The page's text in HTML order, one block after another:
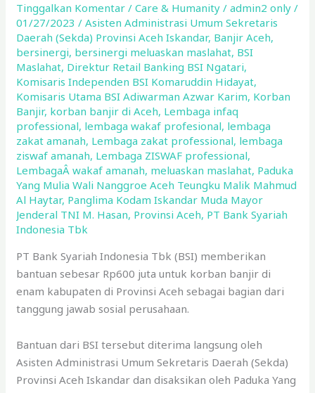
Tinggalkan Komentar /Care & Humanity /admin2 only/
01/27/2023/Asisten Administrasi Umum Sekretaris
Daerah (Sekda) Provinsi Aceh Iskandar, Banjir Aceh,
bersinergi, bersinergi meluaskan maslahat, BSI
Maslahat, Direktur Retail Banking BSI Ngatari,
Komisaris Independen BSI Komaruddin Hidayat,
Komisaris Utama BSI Adiwarman Azwar Karim, Korban
Banjir, korban banjir di Aceh, Lembaga infaq
professional, lembaga wakaf profesional, lembaga
zakat amanah, Lembaga zakat professional, lembaga
ziswaf amanah, Lembaga ZISWAF professional,
LembagaÂ wakaf amanah, meluaskan maslahat, Paduka
Yang Mulia Wali Nanggroe Aceh Teungku Malik Mahmud
Al Haytar, Panglima Kodam Iskandar Muda Mayor
Jenderal TNI M. Hasan, Provinsi Aceh, PT Bank Syariah
Indonesia Tbk
PT Bank Syariah Indonesia Tbk (BSI) memberikan
bantuan sebesar Rp600 juta untuk korban banjir di
enam kabupaten di Provinsi Aceh sebagai bagian dari
tanggung jawab sosial perusahaan.
Bantuan dari BSI tersebut diterima langsung oleh
Asisten Administrasi Umum Sekretaris Daerah (Sekda)
Provinsi Aceh Iskandar dan disaksikan oleh Paduka Yang